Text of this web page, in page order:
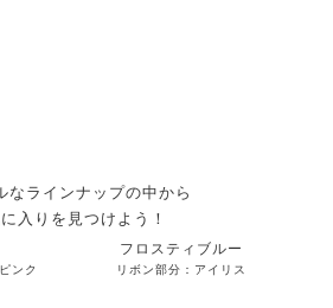
なラインナップの中から
入りを見つけよう！
ンク
フロスティブルー
リボン部分：アイリス